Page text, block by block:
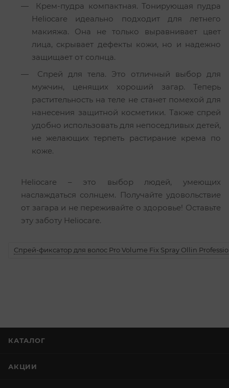
Крем-пудра компактная. Тонирующая пудра
Heliocare идеально подходит для летнего
макияжа. Она не только выравнивает цвет
лица, скрывает дефекты кожи, но и надежно
защищает от солнца.
Спрей для тела. Это отличный выбор для
мужчин, ценящих хороший загар. Теперь
растительность на теле не станет помехой для
нанесения защитной косметики. Также спрей
удобно использовать для непоседливых детей,
не желающих терпеть растирание крема по
коже.
Heliocare – это выбор людей, умеющих
наслаждаться солнцем. Получайте удовольствие
от загара и не переживайте о здоровье! Оставьте
эту заботу Heliocare.
Спрей-фиксатор для волос Pro Volume Fix Spray Ollin
КАТАЛОГ
АКЦИИ